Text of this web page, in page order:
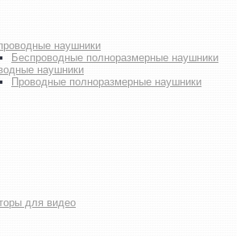
наушники
Беспроводные полноразмерные наушники
наушники
Проводные полноразмерные наушники
для видео